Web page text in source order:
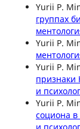
Yurii P.
группах
Yurii P.
Yurii P.
и
Yurii P.
социона